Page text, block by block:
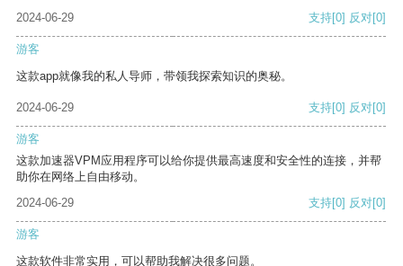
2024-06-29
支持[0] 反对[0]
游客
这款app就像我的私人导师，带领我探索知识的奥秘。
2024-06-29 支持[0] 反对[0]
游客
这款加速器VPM应用程序可以给你提供最高速度和安全性的连接，并帮
助你在网络上自由移动。
2024-06-29
支持[0] 反对[0]
游客
这款软件非常实用，可以帮助我解决很多问题。